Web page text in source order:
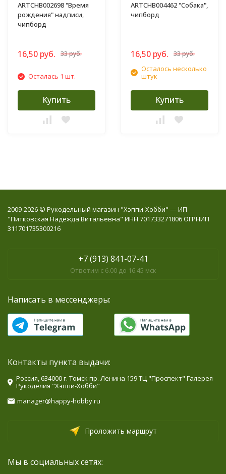
ARTCHB002698 "Время
рождения" надписи,
чипборд
16,50 руб. 33 руб.
Осталась 1 шт.
Купить
ARTCHB004462 "Собака",
чипборд
16,50 руб. 33 руб.
Осталось несколько
штук
Купить
2009-2026 © Рукодельный магазин "Хэппи-Хобби" — ИП
"Питковская Надежда Витальевна" ИНН 701733271806 ОГРНИП
311701735300216
+7 (913) 841-07-41
Ответим с 6.00 до 16.45 мск
Написать в мессенджеры:
Контакты пункта выдачи:
Россия, 634000 г. Томск пр. Ленина 159 ТЦ "Проспект" Галерея
Рукоделия "Хэппи-Хобби"
manager@happy-hobby.ru
Проложить маршрут
Мы в социальных сетях: